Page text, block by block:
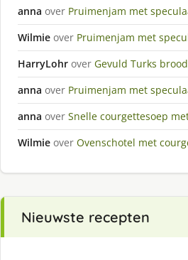
anna over Pruimenjam met
Wilmie over Pruimenjam met
HarryLohr over Gevuld Turks brood
anna over Pruimenjam met
anna over Snelle courgettesoep
Wilmie over Ovenschotel met
Nieuwste recepten